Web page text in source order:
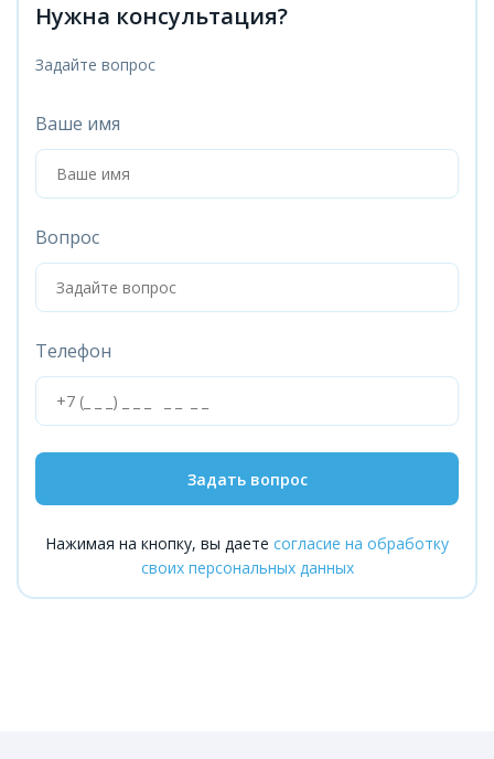
Нужна консультация?
Задайте вопрос
Ваше имя
Вопрос
Телефон
Задать вопрос
Нажимая на кнопку, вы даете согласие на обработку
своих персональных данных